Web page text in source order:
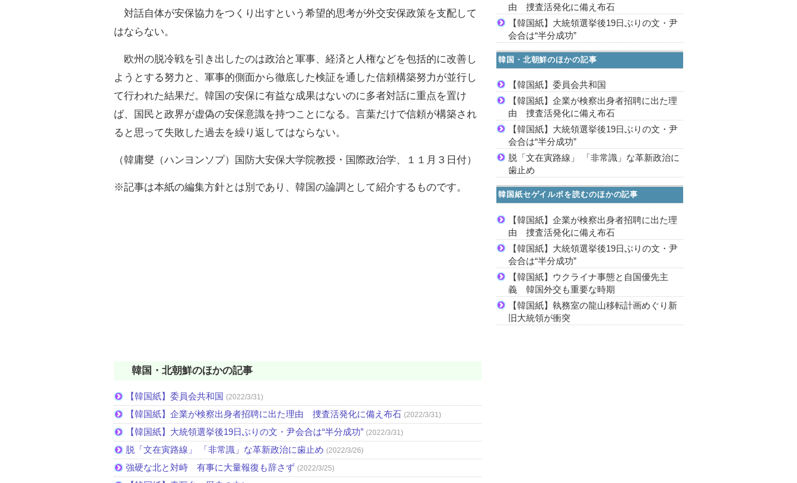
対話自体が安保協力をつくり出すという希望的思考が外交安保政策を支配して
はならない。
欧州の脱冷戦を引き出したのは政治と軍事、経済と人権などを包括的に改善し
ようとする努力と、軍事的側面から徹底した検証を通した信頼構築努力が並行し
て行われた結果だ。韓国の安保に有益な成果はないのに多者対話に重点を置け
ば、国民と政界が虚偽の安保意識を持つことになる。言葉だけで信頼が構築され
ると思って失敗した過去を繰り返してはならない。
（韓庸燮（ハンヨンソプ）国防大安保大学院教授・国際政治学、１１月３日付）
※記事は本紙の編集方針とは別であり、韓国の論調として紹介するものです。
韓国・北朝鮮のほかの記事
【韓国紙】委員会共和国 (2022/3/31)
【韓国紙】企業が検察出身者招聘に出た理由 捜査活発化に備え布石 (2022/3/31)
【韓国紙】大統領選挙後19日ぶりの文・尹会合は“半分成功” (2022/3/31)
脱「文在寅路線」 「非常識」な革新政治に歯止め (2022/3/26)
強硬な北と対峙 有事に大量報復も辞さず (2022/3/25)
由 捜査活発化に備え布石
【韓国紙】大統領選挙後19日ぶりの文・尹
会合は“半分成功”
韓国・北朝鮮のほかの記事
【韓国紙】委員会共和国
【韓国紙】企業が検察出身者招聘に出た理
由 捜査活発化に備え布石
【韓国紙】大統領選挙後19日ぶりの文・尹
会合は“半分成功”
脱「文在寅路線」 「非常識」な革新政治に
歯止め
韓国紙セゲイルボを読むのほかの記事
【韓国紙】企業が検察出身者招聘に出た理
由 捜査活発化に備え布石
【韓国紙】大統領選挙後19日ぶりの文・尹
会合は“半分成功”
【韓国紙】ウクライナ事態と自国優先主
義 韓国外交も重要な時期
【韓国紙】執務室の龍山移転計画めぐり新
旧大統領が衝突